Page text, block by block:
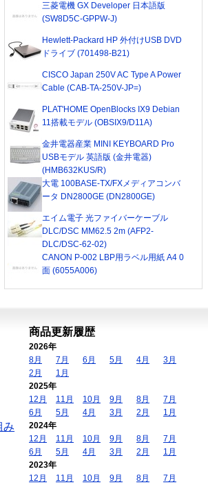
三菱電機 GX Developer 日本語版
(SW8D5C-GPPW-J)
Hewlett-Packard HP 外付けUSB DVD
ドライブ (701498-B21)
CISCO Japan 250V AC Type A Power
Cable (CAB-TA-250V-JP=)
PLAT'HOME OpenBlocks IX9 Debian
11搭載モデル (OBSIX9/D11A)
金井電器産業 MINI KEYBOARD Pro
USBモデル 英語版 (金井電器)
(HMB632KUS/R)
大電 100BASE-TX/FXメディアコンバ
ータ DN2800GE (DN2800GE)
エイム電子 光ファイバーケーブル
DLC/DSC MM62.5 2m (AFP2-
DLC/DSC-62-02)
CANON P-002 LBP用ラベル用紙 A4 0
面 (6055A006)
み
商品更新履歴
2026年
8月
7月 6月 5月 4月
3月
2月
1月
2025年
12月
11月 10月 9月 8月
7月
6月
5月 4月 3月 2月
1月
2024年
12月
11月 10月 9月 8月
7月
6月
5月 4月 3月 2月
1月
2023年
12月
11月 10月 9月 8月
7月